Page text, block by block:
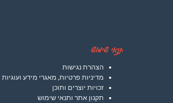
תנאי שימוש
הצהרת נגישות
מדיניות פרטיות, מאגרי מידע ועוגיות
זכויות יוצרים ותוכן
תקנון אתר ותנאי שימוש